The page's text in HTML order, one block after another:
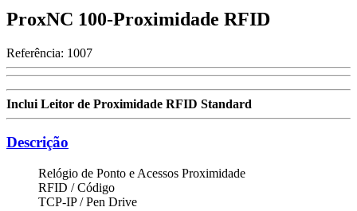
ProxNC 100-Proximidade RFID
Referência: 1007
Inclui Leitor de Proximidade RFID Standard
Descrição
Relógio de Ponto e Acessos Proximidade
RFID / Código
TCP-IP / Pen Drive